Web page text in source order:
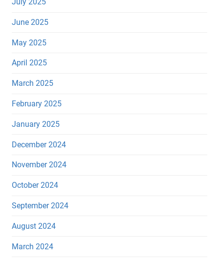
June 2025
May 2025
April 2025
March 2025
February 2025
January 2025
December 2024
November 2024
October 2024
September 2024
August 2024
March 2024